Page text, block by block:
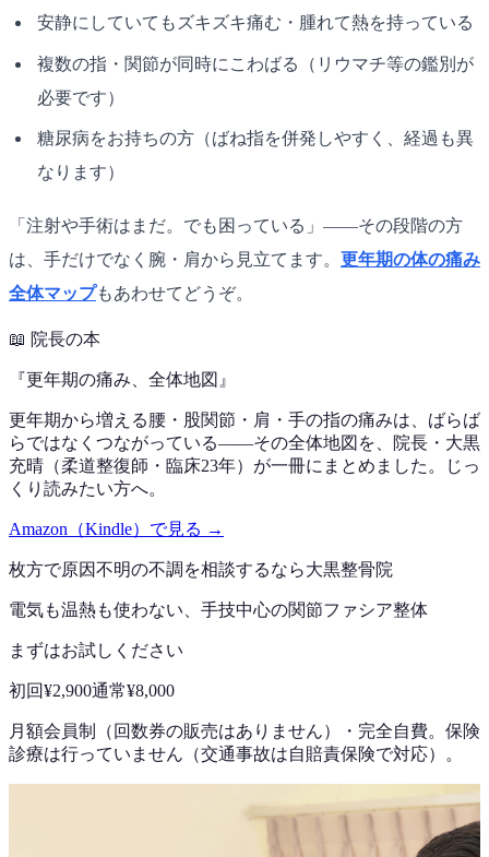
安静にしていてもズキズキ痛む・腫れて熱を持っている
複数の指・関節が同時にこわばる（リウマチ等の鑑別が
必要です）
糖尿病をお持ちの方（ばね指を併発しやすく、経過も異
なります）
「注射や手術はまだ。でも困っている」——その段階の方
は、手だけでなく腕・肩から見立てます。 更年期の体の痛み
全体マップもあわせてどうぞ。
📖 院長の本
『更年期の痛み、全体地図 』
更年期から増える腰・股関節・肩・手の指の痛みは、ばらば
らではなくつながっている——その全体地図を、院長・大黒
充晴（柔道整復師・臨床23年）が一冊にまとめました。じっ
くり読みたい方へ。
Amazon（Kindle）で見る →
枚方で原因不明の不調 を相談するなら大黒整骨院
電気も温熱も使わない、手技中心の関節ファシア整体
まずはお試しください
初回¥2,900通常¥8,000
月額会員制（回数券の販売はありません） ・ 完全自費。保険
診療は行っていません（交通事故は自賠責保険で対応）。